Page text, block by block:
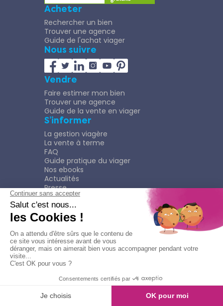
Acheter
Rechercher un bien
Trouver une agence
Guide de l'achat viager
Nous suivre
Vendre
Faire estimer mon bien
Trouver une agence
Guide de la vente en viager
S’informer
La gestion viagère
La vente à terme
FAQ
Guide pratique du viager
Nos ebooks
Actualités
Presse
Rejoindre le Réseau
Nous rejoindre
Plaquette
Confidentialité
Plan du site
Mentions légales
Politique de confidentialité